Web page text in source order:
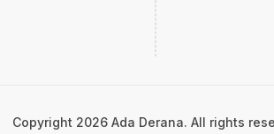
Copyright 2026Ada Derana. All rights